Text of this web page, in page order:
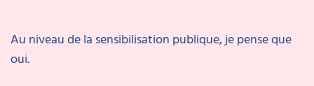
Au niveau de la sensibilisation publique, je pense que
oui.